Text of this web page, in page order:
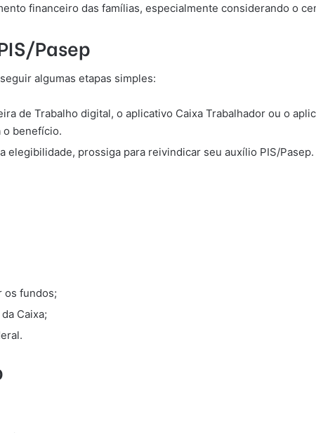
financeiro das famílias, especialmente considerando o
Pasep
algumas etapas simples:
de Trabalho digital, o aplicativo Caixa Trabalhador ou o
o benefício.
elegibilidade, prossiga para reivindicar seu auxílio PIS/
os fundos;
Caixa;